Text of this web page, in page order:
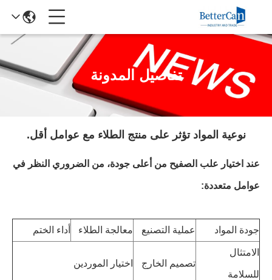
تفاصيل المدونة
نوعية المواد تؤثر على منتج الطلاء مع عوامل أقل.
عند اختيار علب الصفيح من أعلى جودة، من الضروري النظر في
عوامل متعددة:
جودة المواد عملية التصنيع معالجة الطلاء أداء الختم
الامتثال
للسلامة
تصميم الخارج اختيار الموردين